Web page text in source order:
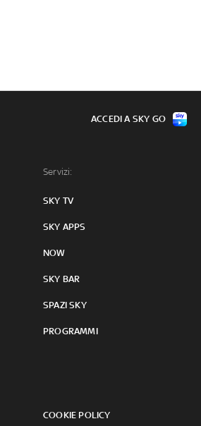
Servizi:
SKY TV
SKY APPS
NOW
SKY BAR
SPAZI SKY
PROGRAMMI
COOKIE POLICY
ACCEDI A SKY GO